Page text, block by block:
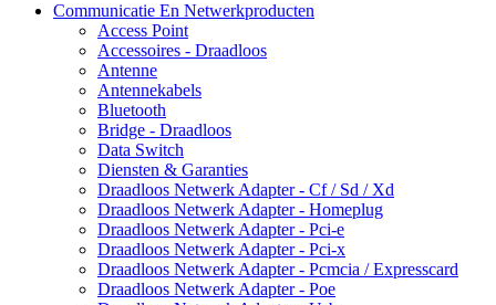
Communicatie En Netwerkproducten
Access Point
Accessoires - Draadloos
Antenne
Antennekabels
Bluetooth
Bridge - Draadloos
Data Switch
Diensten & Garanties
Draadloos Netwerk Adapter - Cf / Sd / Xd
Draadloos Netwerk Adapter - Homeplug
Draadloos Netwerk Adapter - Pci-e
Draadloos Netwerk Adapter - Pci-x
Draadloos Netwerk Adapter - Pcmcia / Expresscard
Draadloos Netwerk Adapter - Poe